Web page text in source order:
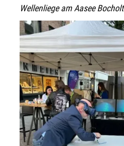
Wellenliege am Aasee Bocholt